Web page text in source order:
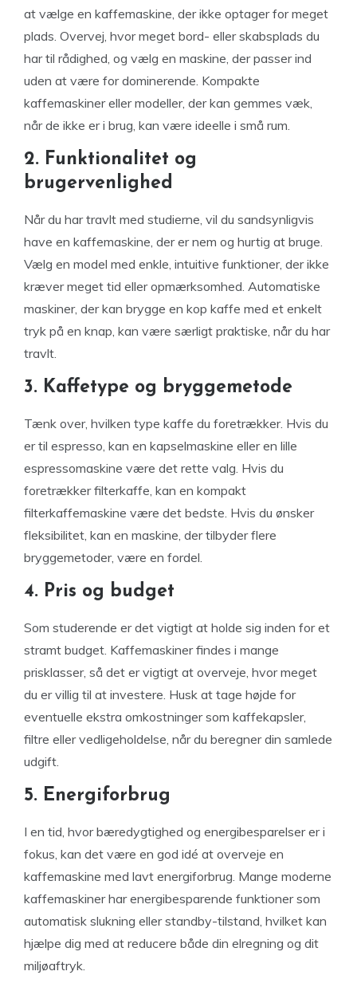
at vælge en kaffemaskine, der ikke optager for meget
plads. Overvej, hvor meget bord- eller skabsplads du
har til rådighed, og vælg en maskine, der passer ind
uden at være for dominerende. Kompakte
kaffemaskiner eller modeller, der kan gemmes væk,
når de ikke er i brug, kan være ideelle i små rum.
2. Funktionalitet og
brugervenlighed
Når du har travlt med studierne, vil du sandsynligvis
have en kaffemaskine, der er nem og hurtig at bruge.
Vælg en model med enkle, intuitive funktioner, der ikke
kræver meget tid eller opmærksomhed. Automatiske
maskiner, der kan brygge en kop kaffe med et enkelt
tryk på en knap, kan være særligt praktiske, når du har
travlt.
3. Kaffetype og bryggemetode
Tænk over, hvilken type kaffe du foretrækker. Hvis du
er til espresso, kan en kapselmaskine eller en lille
espressomaskine være det rette valg. Hvis du
foretrækker filterkaffe, kan en kompakt
filterkaffemaskine være det bedste. Hvis du ønsker
fleksibilitet, kan en maskine, der tilbyder flere
bryggemetoder, være en fordel.
4. Pris og budget
Som studerende er det vigtigt at holde sig inden for et
stramt budget. Kaffemaskiner findes i mange
prisklasser, så det er vigtigt at overveje, hvor meget
du er villig til at investere. Husk at tage højde for
eventuelle ekstra omkostninger som kaffekapsler,
filtre eller vedligeholdelse, når du beregner din samlede
udgift.
5. Energiforbrug
I en tid, hvor bæredygtighed og energibesparelser er i
fokus, kan det være en god idé at overveje en
kaffemaskine med lavt energiforbrug. Mange moderne
kaffemaskiner har energibesparende funktioner som
automatisk slukning eller standby-tilstand, hvilket kan
hjælpe dig med at reducere både din elregning og dit
miljøaftryk.